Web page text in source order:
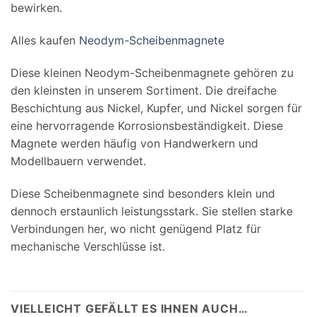
bewirken.
Alles kaufen Neodym-Scheibenmagnete
Diese kleinen Neodym-Scheibenmagnete gehören zu
den kleinsten in unserem Sortiment. Die dreifache
Beschichtung aus Nickel, Kupfer, und Nickel sorgen für
eine hervorragende Korrosionsbeständigkeit. Diese
Magnete werden häufig von Handwerkern und
Modellbauern verwendet.
Diese Scheibenmagnete sind besonders klein und
dennoch erstaunlich leistungsstark. Sie stellen starke
Verbindungen her, wo nicht genügend Platz für
mechanische Verschlüsse ist.
VIELLEICHT GEFÄLLT ES IHNEN AUCH…